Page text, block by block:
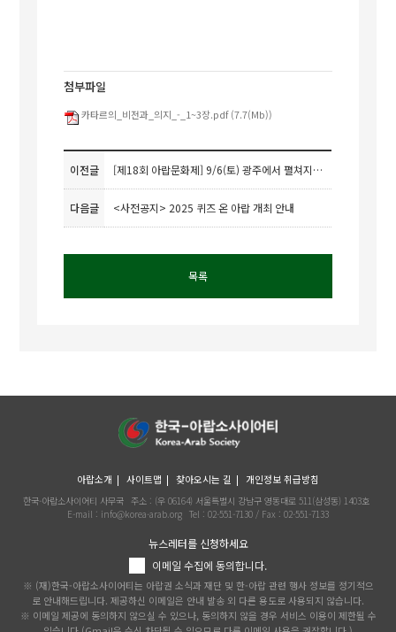
첨부파일
카타르의_비전과_의지_-_1~3장.pdf (7.7(Mb))
이전글 [제18회 아랍문화제] 9/6(토) 광주에서 펼쳐지는 아랍문화 토크콘서트 개최 안내
다음글 <사전공지> 2025 퀴즈 온 아랍 개최 안내
목록
아랍소개 사이트맵 찾아오시는 길 개인정보 취급방침
한국-아랍소사이어티 사무국 주소 : (우 06164) 서울특별시 강남구 영동대로 511(삼성동) 1403호
E-mail : info@korea-arab.org Tel : 02-551-7130 / Fax : 02-551-7133
뉴스레터를 신청하세요
이메일 수집에 동의합니다.
※ (재)한국-아랍소사이어티는 아랍권 소식과 재단 및 한-아랍 관련 행사 정보를 정기적으
로 안내해드립니다. 제공하신 이메일은 안내 발송 외 다른 용도로 사용되지 않습니다.
※ 이메일 제공에 동의하지 않으실 수 있으나, 동의하지 않을 경우 서비스 이용이 제한될 수